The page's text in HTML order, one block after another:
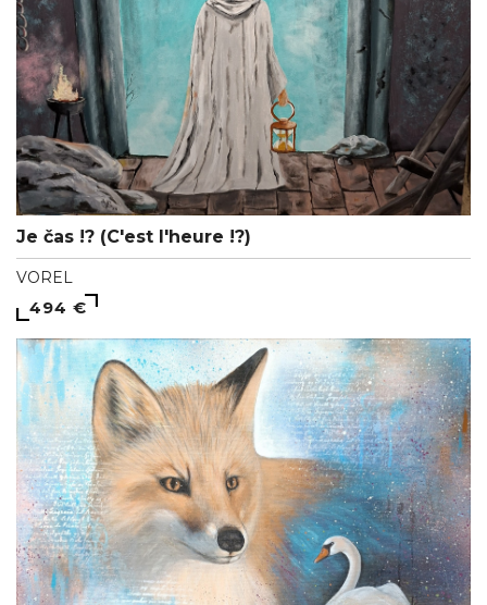
Je čas !? (C'est l'heure !?)
VOREL
494 €